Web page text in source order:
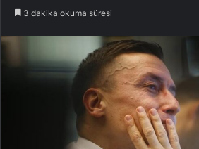
3 dakika okuma süresi